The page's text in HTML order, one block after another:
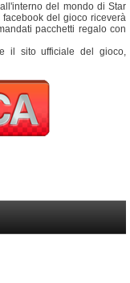
del mondo di Star
del gioco riceverà
pacchetti regalo con
il sito ufficiale del gioco,